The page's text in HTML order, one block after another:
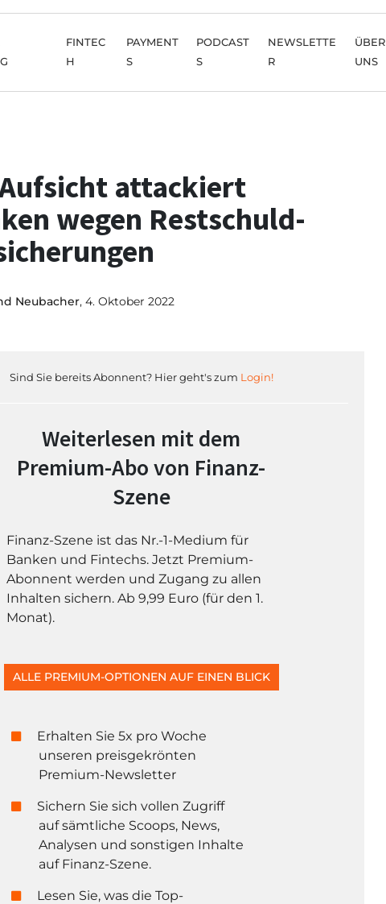
FINTEC
H
PAYMENT
S
PODCAST
S
NEWSLETTE
R
ÜBER
UNS
attackiert
wegen Restschuld-
Neubacher, 4. Oktober 2022
Sind Sie bereits Abonnent? Hier geht's zum Login!
Weiterlesen mit dem
Premium-Abo von Finanz-
Szene
Finanz-Szene ist das Nr.-1-Medium für
Banken und Fintechs. Jetzt Premium-
Abonnent werden und Zugang zu allen
Inhalten sichern. Ab 9,99 Euro (für den 1.
Monat).
ALLE PREMIUM-OPTIONEN AUF EINEN BLICK
Erhalten Sie 5x pro Woche
unseren preisgekrönten
Premium-Newsletter
Sichern Sie sich vollen Zugriff
auf sämtliche Scoops, News,
Analysen und sonstigen Inhalte
auf Finanz-Szene.
Lesen Sie, was die Top-